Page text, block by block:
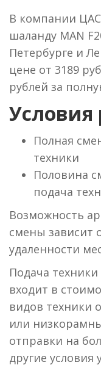
В компании
шаланду MAN
Петербурге и
цене от 3189
рублей за
Условия
Полная
техники
Половина
подача
Возможность
смены зависит
удаленности
Подача
входит в
видов техники
или
отправки на
другие условия